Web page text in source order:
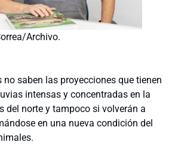
Archivo.
no saben las proyecciones que tienen
intensas y concentradas en la
del norte y tampoco si volverán a
en una nueva condición del